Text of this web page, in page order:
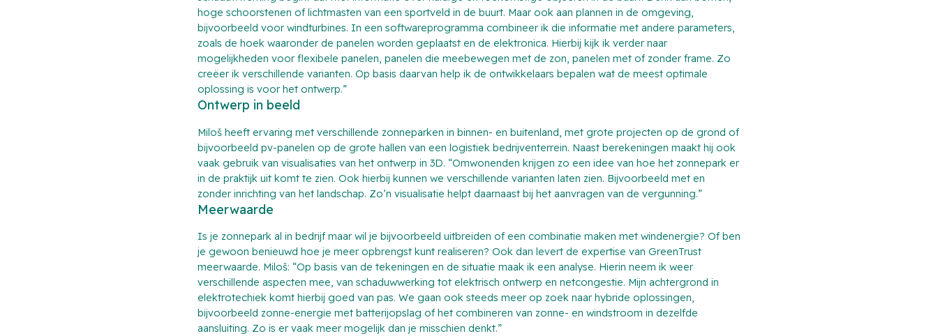
hoge schoorstenen of lichtmasten van een sportveld in de buurt. Maar ook aan plannen in de omgeving,
bijvoorbeeld voor windturbines. In een softwareprogramma combineer ik die informatie met andere parameters,
zoals de hoek waaronder de panelen worden geplaatst en de elektronica. Hierbij kijk ik verder naar
mogelijkheden voor flexibele panelen, panelen die meebewegen met de zon, panelen met of zonder frame. Zo
creëer ik verschillende varianten. Op basis daarvan help ik de ontwikkelaars bepalen wat de meest optimale
oplossing is voor het ontwerp.”
Ontwerp in beeld
Miloš heeft ervaring met verschillende zonneparken in binnen- en buitenland, met grote projecten op de grond of
bijvoorbeeld pv-panelen op de grote hallen van een logistiek bedrijventerrein. Naast berekeningen maakt hij ook
vaak gebruik van visualisaties van het ontwerp in 3D. “Omwonenden krijgen zo een idee van hoe het zonnepark er
in de praktijk uit komt te zien. Ook hierbij kunnen we verschillende varianten laten zien. Bijvoorbeeld met en
zonder inrichting van het landschap. Zo’n visualisatie helpt daarnaast bij het aanvragen van de vergunning.”
Meerwaarde
Is je zonnepark al in bedrijf maar wil je bijvoorbeeld uitbreiden of een combinatie maken met windenergie? Of ben
je gewoon benieuwd hoe je meer opbrengst kunt realiseren? Ook dan levert de expertise van GreenTrust
meerwaarde. Miloš: “Op basis van de tekeningen en de situatie maak ik een analyse. Hierin neem ik weer
verschillende aspecten mee, van schaduwwerking tot elektrisch ontwerp en netcongestie. Mijn achtergrond in
elektrotechiek komt hierbij goed van pas. We gaan ook steeds meer op zoek naar hybride oplossingen,
bijvoorbeeld zonne-energie met batterijopslag of het combineren van zonne- en windstroom in dezelfde
aansluiting. Zo is er vaak meer mogelijk dan je misschien denkt.”